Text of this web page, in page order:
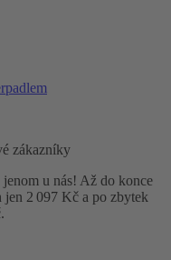
zákazníky
u nás! Až do konce
2 097 Kč a po zbytek